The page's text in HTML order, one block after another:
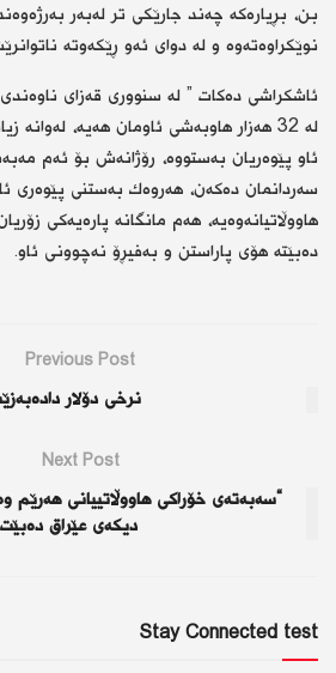
بن، بڕیارەكە چەند جارێكی تر لەبەر
نوێكراوەتەوە و لە دوای ئەو ڕێكەوتە
ئاشكراشی دەكات ” لە سنووری قەزای
ئاو پێوەریان بەستووە، رۆژانەش بۆ ئەم
سەردانمان دەكەن، هەروەك بەستنی پێوەری
هاووڵاتیانەوەیە، هەم مانگانە پارەیەكی
دەبێتە هۆی پاراستن و بەفیڕۆ نەچوونی ئاو.
Previous Post
نرخی دۆلار
Next Post
“سەبەتەی خۆراكی هاووڵاتییانی هەرێم
دیكەی عێراق
Stay Connected test